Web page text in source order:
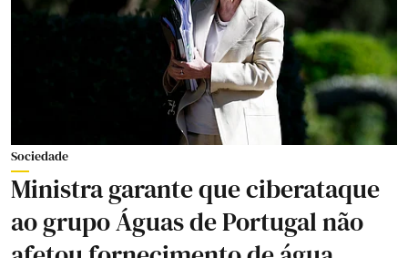
Sociedade
Ministra garante que ciberataque
ao grupo Águas de Portugal não